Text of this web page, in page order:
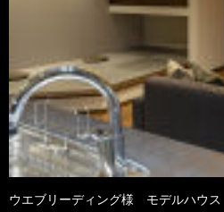
ウエブリーディング様 モデルハウス